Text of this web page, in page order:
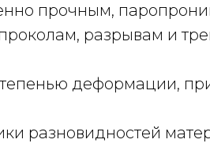
прочным,
разрывам и
деформации,
разновидностей